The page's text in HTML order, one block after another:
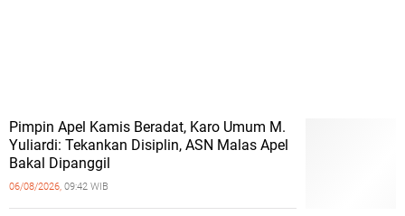
Pimpin Apel Kamis Beradat, Karo Umum M.
Yuliardi: Tekankan Disiplin, ASN Malas Apel
Bakal Dipanggil
06/08/2026, 09:42 WIB